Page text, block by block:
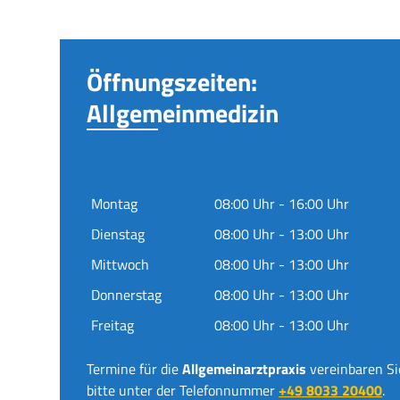
Öffnungszeiten:
Allgemeinmedizin
Montag
08:00 Uhr - 16:00 Uhr
Dienstag
08:00 Uhr - 13:00 Uhr
Mittwoch
08:00 Uhr - 13:00 Uhr
Donnerstag
08:00 Uhr - 13:00 Uhr
Freitag
08:00 Uhr - 13:00 Uhr
Termine für dieAllgemeinarztpraxis vereinbaren
bitte unter der Telefonnummer+49 8033 20400.